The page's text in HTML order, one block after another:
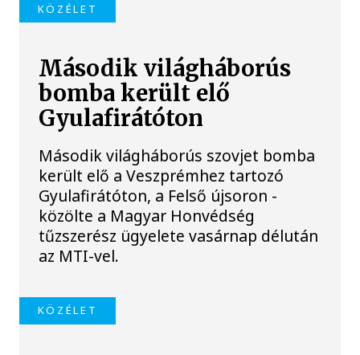
KÖZÉLET
Második világháborús
bomba került elő
Gyulafirátóton
Második világháborús szovjet bomba
került elő a Veszprémhez tartozó
Gyulafirátóton, a Felső újsoron -
közölte a Magyar Honvédség
tűzszerész ügyelete vasárnap délután
az MTI-vel.
KÖZÉLET